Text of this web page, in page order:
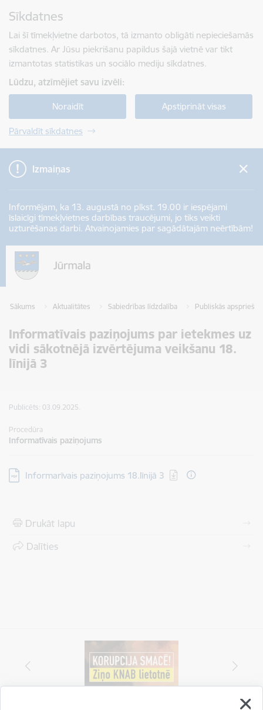
Sīkdatnes
Lai šī tīmekļvietne darbotos, tā izmanto obligāti nepieciešamās
sīkdatnes. Ar Jūsu piekrišanu papildus šajā vietnē var tikt
izmantotas statistikas un sociālo mediju sīkdatnes.
Lūdzu, atzīmējiet savu izvēli:
Noraidīt Apstiprināt visas
Pārvaldīt sīkdatnes
Izmaiņas
Informējam, ka 13. augustā no plkst. 19.00 ir iespējami
īslaicīgi tīmekļvietnes darbības traucējumi, jo tiks veikti
uzturēšanas darbi. Atvainojamies par sagādātajām neērtībām!
Sākums Aktualitātes Sabiedrības līdzdalība Publiskās
Informatīvais paziņojums par ietekmes uz
vidi sākotnējā izvērtējuma veikšanu 18.
līnijā 3
Publicēts: 03.09.2025.
Procedūra
Informatīvais paziņojums
Lejupielādēt:
Informarīvais paziņojums 18.līnijā 3
Drukāt lapu
Dalīties